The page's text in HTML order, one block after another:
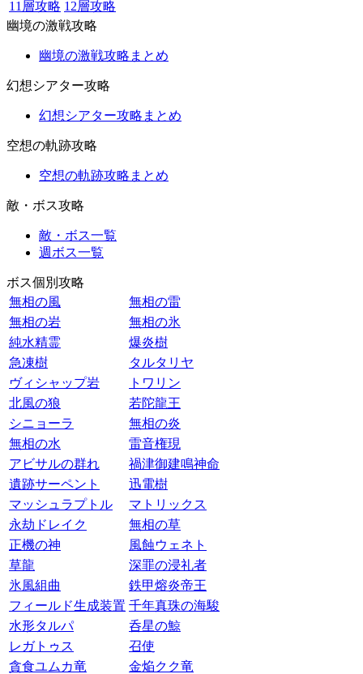
11層攻略 12層攻略
幽境の激戦攻略
幽境の激戦攻略まとめ
幻想シアター攻略
幻想シアター攻略まとめ
空想の軌跡攻略
空想の軌跡攻略まとめ
敵・ボス攻略
敵・ボス一覧
週ボス一覧
ボス個別攻略
無相の風
無相の雷
無相の岩
無相の氷
純水精霊
爆炎樹
急凍樹
タルタリヤ
ヴィシャップ岩
トワリン
北風の狼
若陀龍王
シニョーラ
無相の炎
無相の水
雷音権現
アビサルの群れ
禍津御建鳴神命
遺跡サーペント
迅電樹
マッシュラプトル
マトリックス
永劫ドレイク
無相の草
正機の神
風蝕ウェネト
草龍
深罪の浸礼者
氷風組曲
鉄甲熔炎帝王
フィールド生成装置 千年真珠の海駿
水形タルパ
呑星の鯨
レガトゥス
召使
貪食ユムカ竜
金焔クク竜